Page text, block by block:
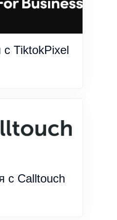
с TiktokPixel
с Calltouch